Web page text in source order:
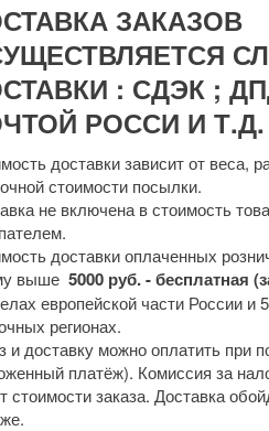
ЗАКАЗОВ
: СДЭК ;
РОССИ И Т.Д.
доставки зависит от веса,
стоимости посылки.
не включена в стоимость
доставки оплаченных
выше 5000 руб. - бесплатная
европейской части России и
регионах.
и доставку можно оплатить при
платёж). Комиссия за
стоимости заказа. Доставка